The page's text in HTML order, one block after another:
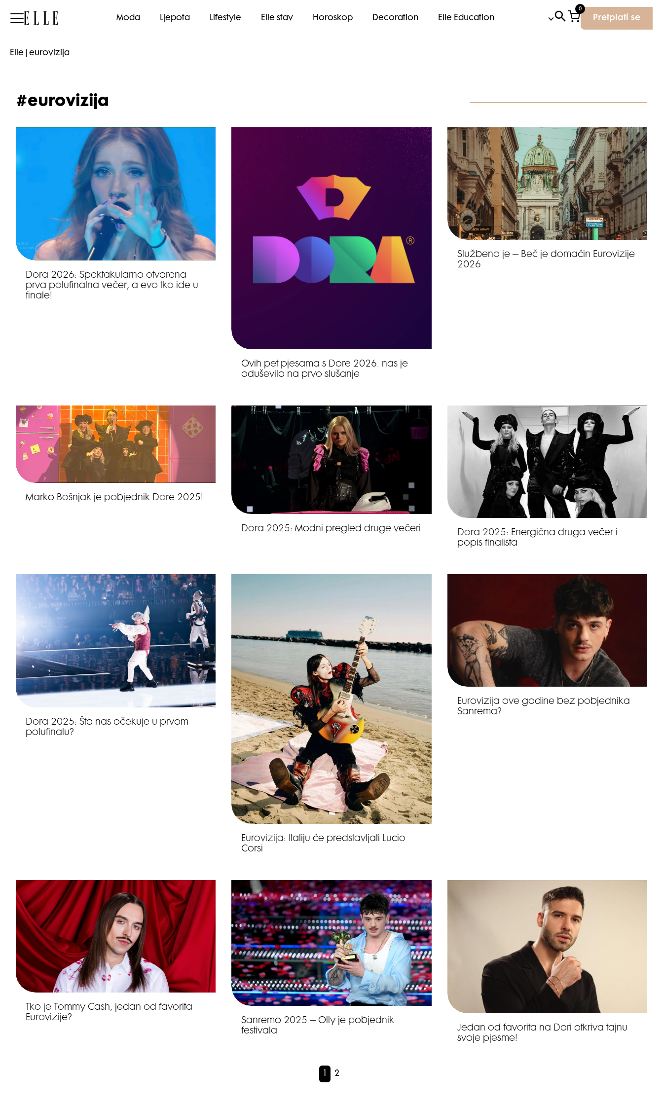
Elle Moda Ljepota Lifestyle Elle stav Horoskop Decoration Elle Education
0
Pretplati se
Elle eurovizija
#eurovizija
Dora 2026: Spektakularno otvorena
prva polufinalna večer, a evo tko ide u
finale!
Ovih pet pjesama s Dore 2026. nas je
oduševilo na prvo slušanje
Službeno je – Beč je domaćin Eurovizije
2026
Marko Bošnjak je pobjednik Dore 2025!
Dora 2025: Modni pregled druge večeri
Dora 2025: Energična druga večer i
popis finalista
Dora 2025: Što nas očekuje u prvom
polufinalu?
Eurovizija: Italiju će predstavljati Lucio
Corsi
Eurovizija ove godine bez pobjednika
Sanrema?
Tko je Tommy Cash, jedan od favorita
Eurovizije?
Sanremo 2025 – Olly je pobjednik
festivala
Jedan od favorita na Dori otkriva tajnu
svoje pjesme!
2